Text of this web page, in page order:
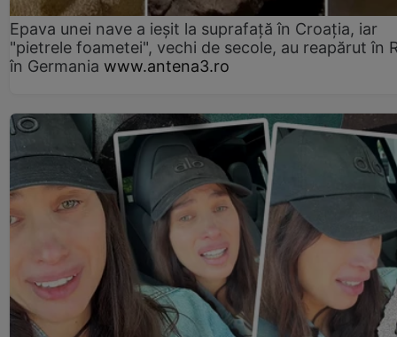
Epava unei nave a ieșit la suprafață în Croația, iar
"pietrele foametei", vechi de secole, au reapărut în
în Germania www.antena3.ro